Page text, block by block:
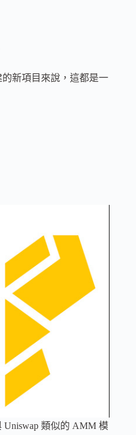
的新項目來說，這都是一
Uniswap 類似的 AMM 模